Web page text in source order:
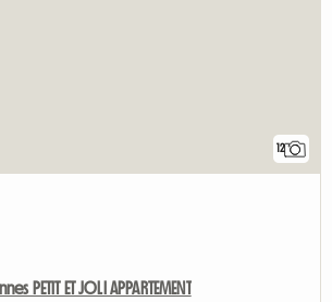
12
PETIT ET JOLI APPARTEMENT